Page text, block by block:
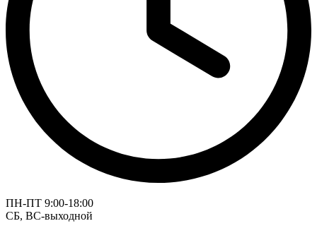
ПН-ПТ 9:00-18:00
СБ, ВС-выходной